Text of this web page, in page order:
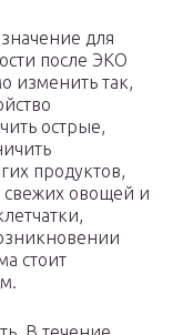
для
после ЭКО
изменить так,
острые,
продуктов,
свежих овощей и
стоит